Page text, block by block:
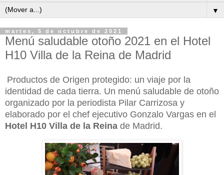
▼
martes, 5 de octubre de 2021
Menú saludable otoño 2021 en el Hotel
H10 Villa de la Reina de Madrid
Productos de Origen protegido: un viaje por la
identidad de cada tierra. Un menú saludable de otoño
organizado por la periodista Pilar Carrizosa y
elaborado por el chef ejecutivo Gonzalo Vargas en el
Hotel H10 Villa de la Reina de Madrid.